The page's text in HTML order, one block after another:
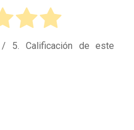
/ 5. Calificación de este